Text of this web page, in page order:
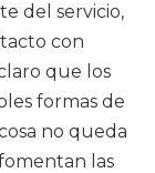
del servicio,
con
que los
formas de
no queda
las